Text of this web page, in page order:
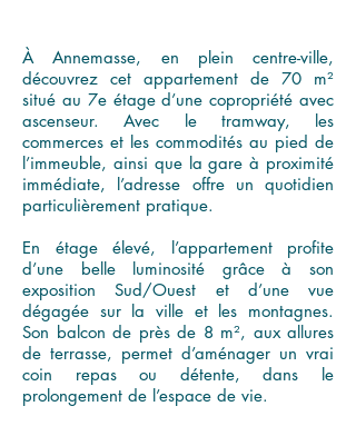
À Annemasse, en plein centre-ville,
découvrez cet appartement de 70 m²
situé au 7e étage d’une copropriété avec
ascenseur. Avec le tramway, les
commerces et les commodités au pied de
l’immeuble, ainsi que la gare à proximité
immédiate, l’adresse offre un quotidien
particulièrement pratique.
En étage élevé, l’appartement profite
d’une belle luminosité grâce à son
exposition Sud/Ouest et d’une vue
dégagée sur la ville et les montagnes.
Son balcon de près de 8 m², aux allures
de terrasse, permet d’aménager un vrai
coin repas ou détente, dans le
prolongement de l’espace de vie.